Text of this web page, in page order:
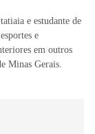
e estudante de
e
em outros
Minas Gerais.